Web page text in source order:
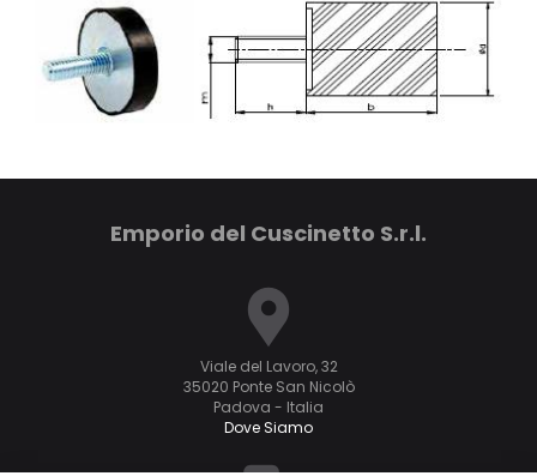
Emporio del Cuscinetto S.r.l.
Viale del Lavoro, 32
35020 Ponte San Nicolò
Padova - Italia
Dove Siamo